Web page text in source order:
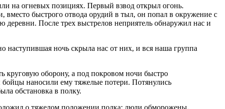
на огневых позициях. Первый взвод открыл огонь.
вместо быстрого отвода орудий в тыл, он попал в окружение с
деревни. После трех выстрелов неприятель обнаружил нас и
наступившая ночь скрыла нас от них, и вся наша группа
круговую оборону, а под покровом ночи быстро
бойцы наносили ему тяжелые потери. Потянулись
обстановка в полку.